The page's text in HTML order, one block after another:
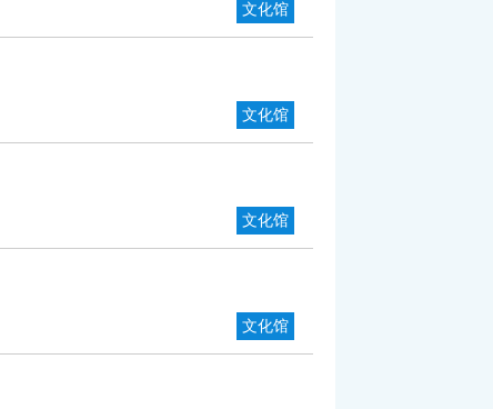
文化馆
文化馆
文化馆
文化馆